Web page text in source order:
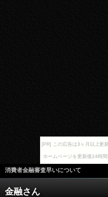
[PR] この広告は3ヶ月以上更
ホームページを更新後24時
消費者金融審査早いについて
金融さん